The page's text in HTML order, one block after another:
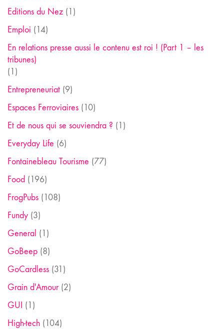
Editions du Nez (1)
Emploi (14)
En relations presse aussi le contenu est roi ! (Part 1 – les
tribunes)
(1)
Entrepreneuriat (9)
Espaces Ferroviaires (10)
Et de nous qui se souviendra ? (1)
Everyday Life (6)
Fontainebleau Tourisme (77)
Food (196)
FrogPubs (108)
Fundy (3)
General (1)
GoBeep (8)
GoCardless (31)
Grain d'Amour(2)
GUI (1)
High-tech (104)